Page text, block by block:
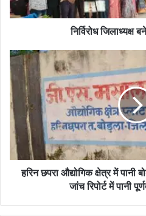
निर्विरोध जिलाध्यक्ष
हरिन
छपरा
औद्योगिक
क्षेत्र
में
पानी
बोतल
विवाद
को
मिलीहरिन छपरा औद्योगिक क्षेत्र में पानी
जांच रिपोर्ट में पानी